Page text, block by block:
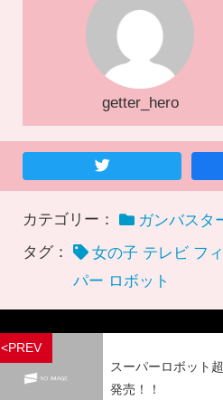
getter_hero
カテゴリー：
ガンバスタ
タグ：
女の子 テレビ フ
パー ロボット
<PREV
スーパーロボット
発売！！